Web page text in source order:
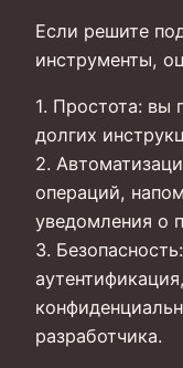
Если решите
инструменты,
1. Простота: вы
долгих
2.
операций,
уведомления о
3.
разработчика.